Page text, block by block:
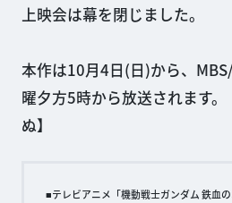
上映会は幕を閉じました。
本作は10月4日(日)から、
曜夕方5時から放送されます
ぬ】
■テレビアニメ「機動戦士ガンダム 鉄血の